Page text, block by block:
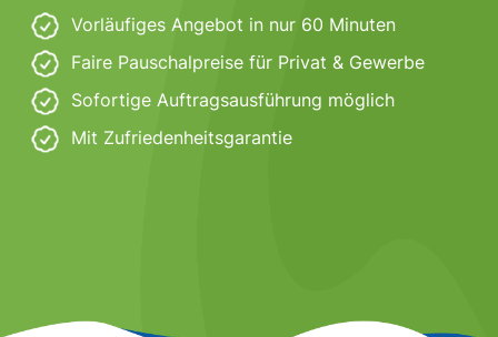
Vorläufiges Angebot in nur 60 Minuten
Faire Pauschalpreise für Privat & Gewerbe
Sofortige Auftragsausführung möglich
Mit Zufriedenheitsgarantie